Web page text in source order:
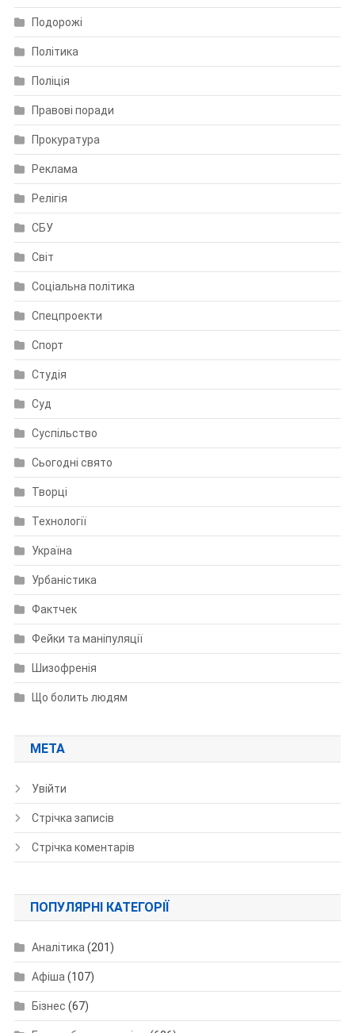
Подорожі
Політика
Поліція
Правові поради
Прокуратура
Реклама
Релігія
СБУ
Світ
Соціальна політика
Спецпроекти
Спорт
Студія
Суд
Суспільство
Сьогодні свято
Творці
Технології
Україна
Урбаністика
Фактчек
Фейки та маніпуляції
Шизофренія
Що болить людям
МЕТА
Увійти
Стрічка записів
Стрічка коментарів
ПОПУЛЯРНІ КАТЕГОРІЇ
Аналітика (201)
Афіша (107)
Бізнес (67)